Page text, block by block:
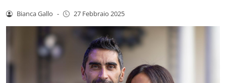
Bianca Gallo - 27 Febbraio 2025